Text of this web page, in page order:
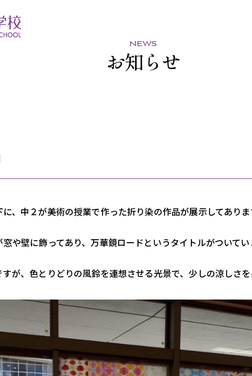
news
お知らせ
、中２が美術の授業で作った折り染の作品が展示してありま
や壁に飾ってあり、万華鏡ロードというタイトルがついてい
が、色とりどりの風鈴を連想させる光景で、少しの涼しさを